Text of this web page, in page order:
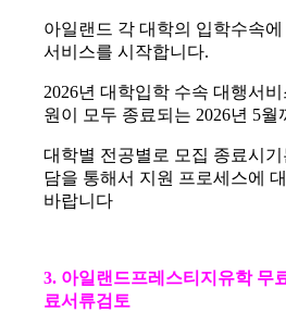
아일랜드 각 대학의 입학수속
서비스를 시작합니다.
2026년 대학입학 수속 대행서
원이 모두 종료되는 2026년 5월
대학별 전공별로 모집 종료시
담을 통해서 지원 프로세스에
바랍니다
3. 아일랜드프레스티지유학 무
료서류검토